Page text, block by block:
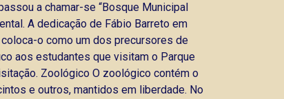
a chamar-se “Bosque Municipal
A dedicação de Fábio Barreto em
o como um dos precursores de
aos estudantes que visitam o Parque
Zoológico O zoológico contém o
e outros, mantidos em liberdade. No